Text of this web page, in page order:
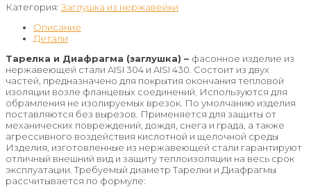
Категория: Заглушка из нержавейки
Описание
Детали
Тарелка и Диафрагма (заглушка) – фасонное изделие из
нержавеющей стали AISI 304 и AISI 430. Состоит из двух
частей, предназначено для покрытия окончания тепловой
изоляции возле фланцевых соединений. Используются для
обрамления не изолируемых врезок. По умолчанию изделия
поставляются без вырезов. Применяется для защиты от
механических повреждений, дождя, снега и града, а также
агрессивного воздействия кислотной и щелочной среды
Изделия, изготовленные из нержавеющей стали гарантируют
отличный внешний вид и защиту теплоизоляции на весь срок
эксплуатации. Требуемый диаметр Тарелки и Диафрагмы
рассчитывается по формуле: